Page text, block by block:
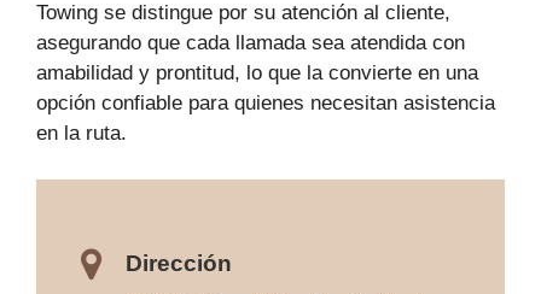
Towing se distingue por su atención al cliente,
asegurando que cada llamada sea atendida con
amabilidad y prontitud, lo que la convierte en una
opción confiable para quienes necesitan asistencia
en la ruta.
Dirección